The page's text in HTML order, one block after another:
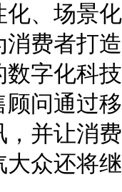
化、场景
消费者打
数字化科
顾问通过
，并让消
大众还将